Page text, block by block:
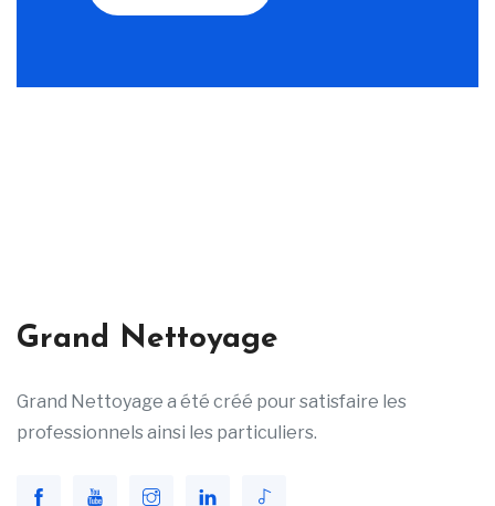
Grand Nettoyage
Grand Nettoyage a été créé pour satisfaire les
professionnels ainsi les particuliers.